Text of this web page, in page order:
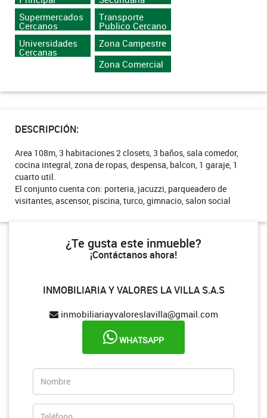
Supermercados
Cercanos
Transporte
Publico Cercano
Universidades
Cercanas
Zona Campestre
Zona Comercial
DESCRIPCIÓN:
Area 108m, 3 habitaciones 2 closets, 3 baños, sala comedor,
cocina integral, zona de ropas, despensa, balcon, 1 garaje, 1
cuarto util.
El conjunto cuenta con: porteria, jacuzzi, parqueadero de
visitantes, ascensor, piscina, turco, gimnacio, salon social
¿Te gusta este inmueble?
¡Contáctanos ahora!
INMOBILIARIA Y VALORES LA VILLA S.A.S
inmobiliariayvaloreslavilla@gmail.com
WHATSAPP